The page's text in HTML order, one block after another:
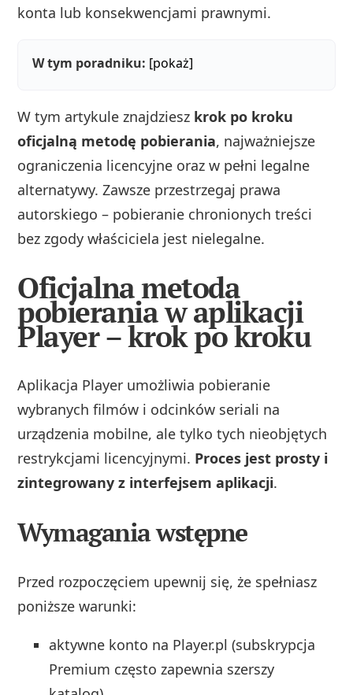
konta lub konsekwencjami prawnymi.
W tym poradniku: [pokaż]
W tym artykule znajdziesz krok po kroku
oficjalną metodę pobierania, najważniejsze
ograniczenia licencyjne oraz w pełni legalne
alternatywy. Zawsze przestrzegaj prawa
autorskiego – pobieranie chronionych treści
bez zgody właściciela jest nielegalne.
Oficjalna metoda
pobierania w aplikacji
Player – krok po kroku
Aplikacja Player umożliwia pobieranie
wybranych filmów i odcinków seriali na
urządzenia mobilne, ale tylko tych nieobjętych
restrykcjami licencyjnymi. Proces jest prosty i
zintegrowany z interfejsem aplikacji.
Wymagania wstępne
Przed rozpoczęciem upewnij się, że spełniasz
poniższe warunki:
aktywne konto na Player.pl (subskrypcja
Premium często zapewnia szerszy